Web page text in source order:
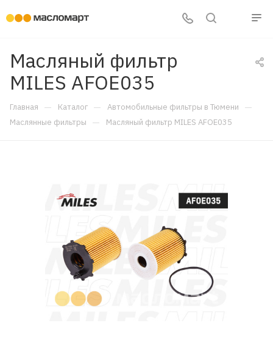
Масляный фильтр
MILES AFOE035
Главная — Каталог — Автомобильные фильтры в Тюмени —
Маслянные фильтры — Масляный фильтр MILES AFOE035